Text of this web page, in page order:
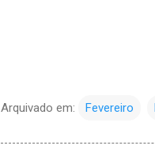
Arquivado em: Fevereiro